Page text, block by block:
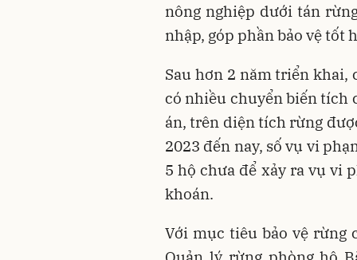
nông nghiệp dưới tán
nhập, góp phần bảo vệ tốt
Sau hơn 2 năm triển khai,
có nhiều chuyển biến tích
án, trên diện tích rừng
2023 đến nay, số vụ vi
5 hộ chưa để xảy ra vụ vi
khoán.
Với mục tiêu bảo vệ rừng